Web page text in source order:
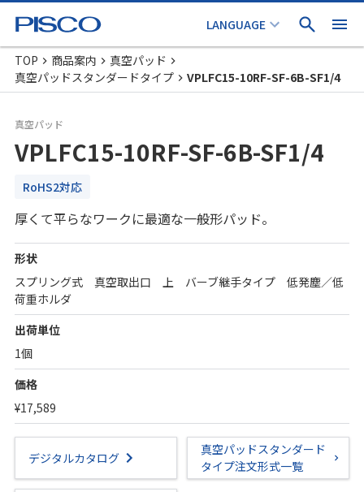
TOP 商品案内
真空パッド
真空パッドスタンダードタイプ
VPLFC15-10RF-SF-6B-SF1/4
真空パッド
VPLFC15-10RF-SF-6B-SF1/4
RoHS2対応
厚くて平らなワークに最適な一般形パッド。
形状
スプリング式 真空取出口 上 バーブ継手タイプ 低発塵／低
荷重ホルダ
出荷単位
1個
価格
¥17,589
デジタルカタログ
真空パッドスタンダード
タイプ注文形式一覧